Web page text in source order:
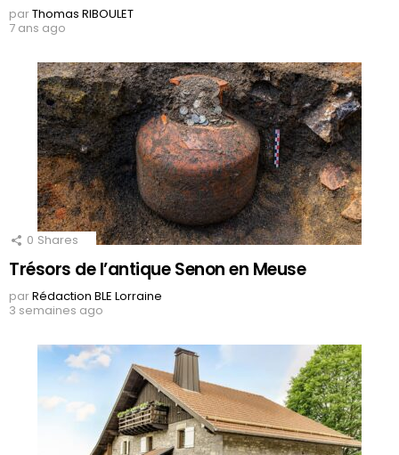
parThomas RIBOULET
7 ans ago
0 Shares
Trésors de l’antique Senon en Meuse
parRédaction BLE Lorraine
3 semaines ago